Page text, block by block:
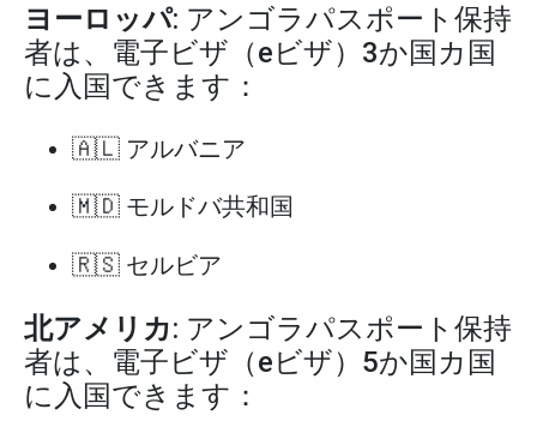
ヨーロッパ: アンゴラパスポート保持
者は、電子ビザ（eビザ）3か国カ国
に入国できます：
🇦🇱 アルバニア
🇲🇩 モルドバ共和国
🇷🇸 セルビア
北アメリカ: アンゴラパスポート保持
者は、電子ビザ（eビザ）5か国カ国
に入国できます：